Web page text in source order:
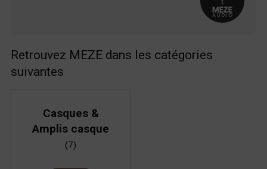
Retrouvez MEZE dans les catégories
suivantes
Casques &
Amplis casque
(7)